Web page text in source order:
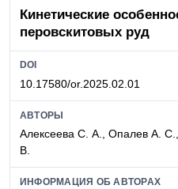
Кинетические
перовскитовых руд
DOI
10.17580/or.2025.02.01
АВТОРЫ
Алексеева С. А., Опалев А.
В.
ИНФОРМАЦИЯ ОБ АВТОРАХ